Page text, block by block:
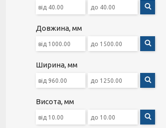
Довжина, мм
Ширина, мм
Висота, мм